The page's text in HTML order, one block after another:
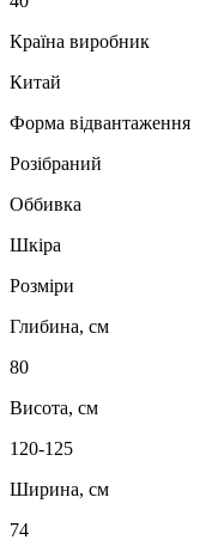
Країна виробник
Китай
Форма відвантаження
Розібраний
Оббивка
Шкіра
Розміри
Глибина, см
80
Висота, см
120-125
Ширина, см
74